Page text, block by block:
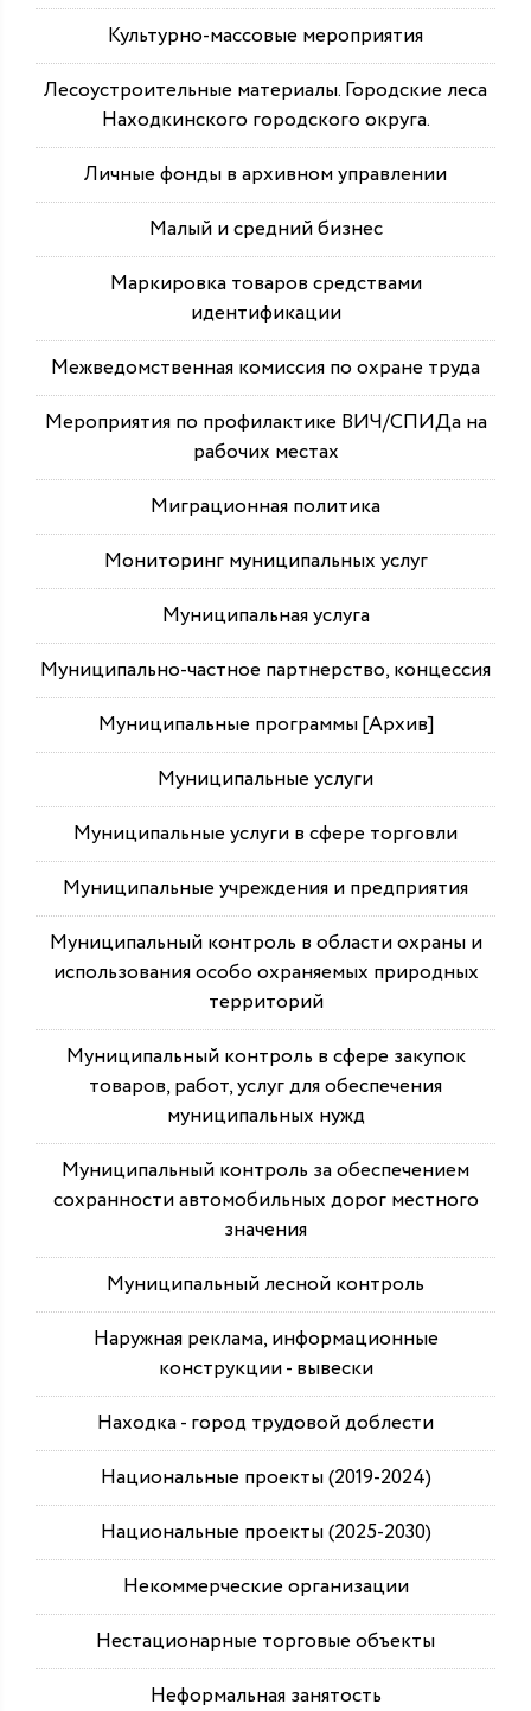
Культурно-массовые мероприятия
Лесоустроительные материалы. Городские леса
Находкинского городского округа.
Личные фонды в архивном управлении
Малый и средний бизнес
Маркировка товаров средствами
идентификации
Межведомственная комиссия по охране труда
Мероприятия по профилактике ВИЧ/СПИДа на
рабочих местах
Миграционная политика
Мониторинг муниципальных услуг
Муниципальная услуга
Муниципально-частное партнерство, концессия
Муниципальные программы [Архив]
Муниципальные услуги
Муниципальные услуги в сфере торговли
Муниципальные учреждения и предприятия
Муниципальный контроль в области охраны и
использования особо охраняемых природных
территорий
Муниципальный контроль в сфере закупок
товаров, работ, услуг для обеспечения
муниципальных нужд
Муниципальный контроль за обеспечением
сохранности автомобильных дорог местного
значения
Муниципальный лесной контроль
Наружная реклама, информационные
конструкции - вывески
Находка - город трудовой доблести
Национальные проекты (2019-2024)
Национальные проекты (2025-2030)
Некоммерческие организации
Нестационарные торговые объекты
Неформальная занятость